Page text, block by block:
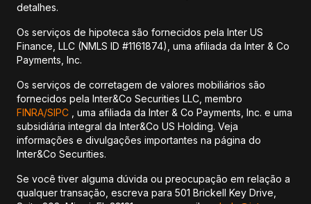
detalhes.
Os serviços de hipoteca são fornecidos pela Inter US
Finance, LLC (NMLS ID #1161874), uma afiliada da Inter & Co
Payments, Inc.
Os serviços de corretagem de valores mobiliários são
fornecidos pela Inter&Co Securities LLC, membro
FINRA/SIPC , uma afiliada da Inter & Co Payments, Inc. e uma
subsidiária integral da Inter&Co US Holding. Veja
informações e divulgações importantes na página do
Inter&Co Securities.
Se você tiver alguma dúvida ou preocupação em relação a
qualquer transação, escreva para 501 Brickell Key Drive,